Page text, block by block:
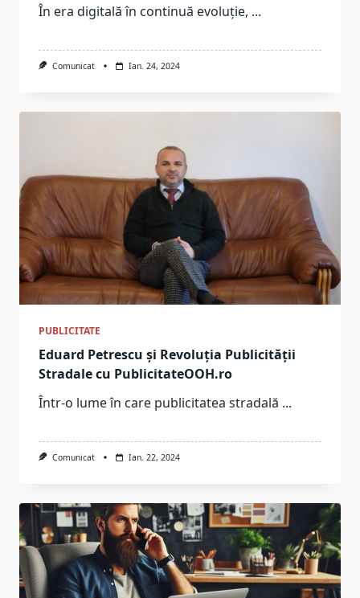
În era digitală în continuă evoluție, ...
Comunicat Ian. 24, 2024
PUBLICITATE
Eduard Petrescu și Revoluția Publicității
Stradale cu PublicitateOOH.ro
Într-o lume în care publicitatea stradală ...
Comunicat Ian. 22, 2024